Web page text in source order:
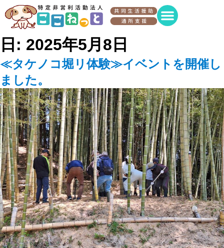
日: 2025年5月8日
≪タケノコ堀リ体験≫イベントを開催し
ました。